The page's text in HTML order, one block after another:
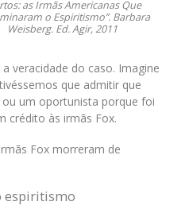
as Irmãs Americanas Que
o Espiritismo”. Barbara
Weisberg. Ed. Agir, 2011
veracidade do caso. Imagine
que admitir que
um oportunista porque foi
crédito às irmãs Fox.
Fox morreram de
espiritismo